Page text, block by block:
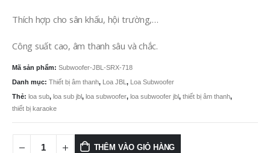
Thích hợp cho sân khấu, hội trường,…
Công suất cao, âm thanh sâu và chắc.
Mã sản phẩm: Subwoofer-JBL-SRX-718
Danh mục: Thiết bị âm thanh, Loa JBL , Loa Subwoofer
Thẻ: loa sub, loa sub jbl, loa subwoofer, loa subwoofer jbl, thiết bị âm thanh,
thiết bị karaoke
THÊM VÀO GIỎ HÀNG